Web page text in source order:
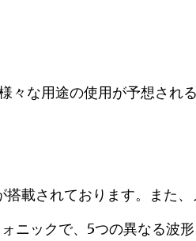
々な用途の使用が予想される
載されております。また、
ニックで、5つの異なる波形